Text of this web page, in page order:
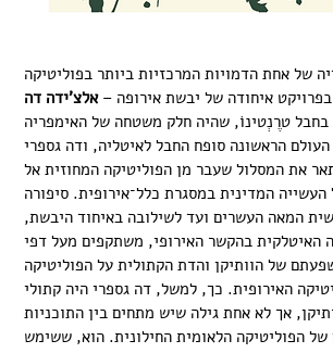
של אחת הדמויות המרכזיות ביותר בפוליטיקה
איחודה של יבשת אירופה – אלצ'ידה דה
. דה גספרי נולד ב-1881 בחבל טרֶנְטינוֹ, שהיה חלק משטחה של האימפריה
הראשונה סופח החבל לאיטליה, ודה גספרי
את המסלול שעבר מן הפוליטיקה המחוזית אל
המדינית במסגרת כלל־אירופית. סיפורה
המאה העשרים ועד לשילובה באיחוד היבשת,
האיטלקית בהקשר האירופי, משתקפים מעל דפי
של הוותיקן והדת הקתולית על הפוליטיקה
האירופית. כך, למשל, דה גספרי היה קתולי
אך לא אחת גילה שיש מתחים בין התוכניות
של הפוליטיקה הלאומית החילונית. הוא, ששימש